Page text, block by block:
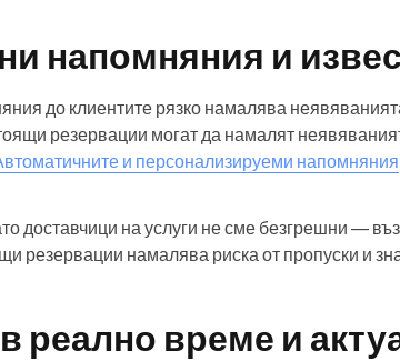
напомняния и
до клиентите рязко намалява
резервации могат да намалят
и персонализируеми напомняния
доставчици на услуги не сме безгрешни —
резервации намалява риска от пропуски и
реално време и